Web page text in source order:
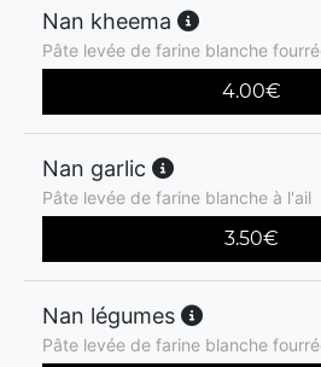
Nan kheema
Pâte levée de farine blanche
4.00€
Nan garlic
Pâte levée de farine blanche à l'ail
3.50€
Nan légumes
Pâte levée de farine blanche